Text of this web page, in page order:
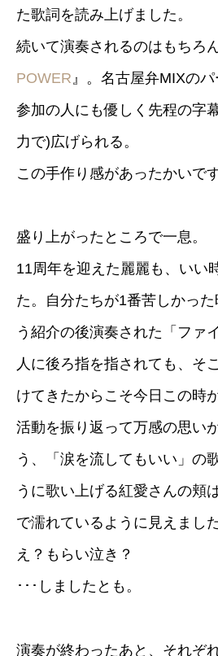
た歌詞を読み上げました。
続いて演奏されるのはもちろ
POWER 』。名古屋弁MIXの
参加の人にも優しく先程の字
力で)広げられる。
この手作り感があったかいです
盛り上がったところで一息。
11周年を迎えた麗麗も、いい
た。自分たちが1番苦しかっ
う紹介の後演奏された「ファ
人に後ろ指を指されても、そ
けてきたからこそ今日この時
活動を振り返って万感の思い
う、「涙を流してもいい」の
うに歌い上げる紅愛さんの頬
で濡れているように見えました
え？もらい泣き？
･･･しましたとも。
演奏が終わったあと、それぞ